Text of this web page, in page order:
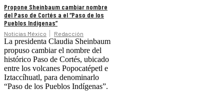
Propone Sheinbaum cambiar nombre
del Paso de Cortés a el “Paso de los
Pueblos Indígenas”
Noticias México Redacción
La presidenta Claudia Sheinbaum
propuso cambiar el nombre del
histórico Paso de Cortés, ubicado
entre los volcanes Popocatépetl e
Iztaccíhuatl, para denominarlo
“Paso de los Pueblos Indígenas”.